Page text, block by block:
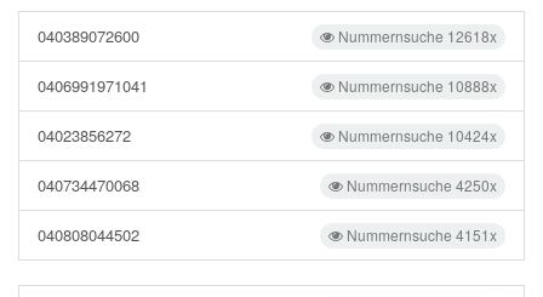
Nummernsuche 12618x
040389072600
Nummernsuche 10888x
0406991971041
Nummernsuche 10424x
04023856272
Nummernsuche 4250x
040734470068
Nummernsuche 4151x
040808044502